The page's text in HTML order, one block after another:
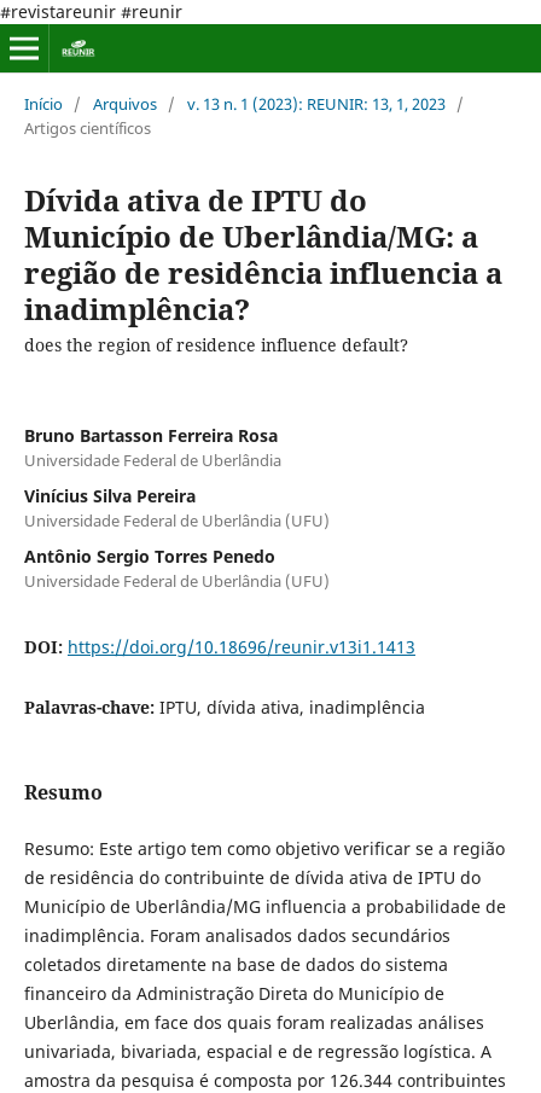
#revistareunir #reunir
Início / Arquivos / v. 13 n. 1 (2023): REUNIR: 13, 1, 2023 /
Artigos científicos
Dívida ativa de IPTU do
Município de Uberlândia/MG: a
região de residência influencia a
inadimplência?
does the region of residence influence default?
Bruno Bartasson Ferreira Rosa
Universidade Federal de Uberlândia
Vinícius Silva Pereira
Universidade Federal de Uberlândia (UFU)
Antônio Sergio Torres Penedo
Universidade Federal de Uberlândia (UFU)
DOI: https://doi.org/10.18696/reunir.v13i1.1413
Palavras-chave: IPTU, dívida ativa, inadimplência
Resumo
Resumo: Este artigo tem como objetivo verificar se a região
de residência do contribuinte de dívida ativa de IPTU do
Município de Uberlândia/MG influencia a probabilidade de
inadimplência. Foram analisados dados secundários
coletados diretamente na base de dados do sistema
financeiro da Administração Direta do Município de
Uberlândia, em face dos quais foram realizadas análises
univariada, bivariada, espacial e de regressão logística. A
amostra da pesquisa é composta por 126.344 contribuintes